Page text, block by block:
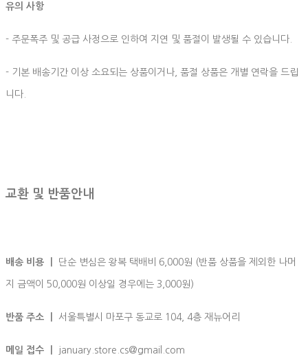
유의 사항
- 주문폭주 및 공급 사정으로 인하여 지연 및 품절이 발생될 수 있습니다.
- 기본 배송기간 이상 소요되는 상품이거나, 품절 상품은 개별 연락을 드립
니다.
교환 및 반품안내
배송 비용 ㅣ 단순 변심은 왕복 택배비 6,000원 (반품 상품을 제외한 나머
지 금액이 50,000원 이상일 경우에는 3,000원)
반품 주소 ㅣ 서울특별시 마포구 동교로 104, 4층 재뉴어리
메일 접수 ㅣ january.store.cs@gmail.com